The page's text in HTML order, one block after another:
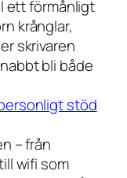
ett förmånligt
krånglar,
skrivaren
bli både
stöd
– från
wifi som